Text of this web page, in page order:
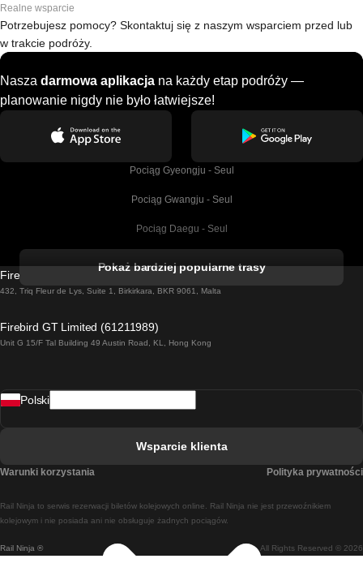
Realne wsparcie
Potrzebujesz pomocy? Skontaktuj się z naszym wsparciem przed lub
w trakcie podróży.
Nasza darmowa aplikacja na każdy etap podróży —
planowanie nigdy nie było łatwiejsze!
Pociąg Gyeongju - Seul
Pociąg Gwangju - Seul
Pociąg Daegu - Seul
Pociąg Dublin - Galway
Pociąg Rzym - Neapol
Pociąg Madryt - Lizbona
Pociąg Madryt - Barcelona
Pokaż bardziej popularne trasy
Firebird GT Limited (OC 1451)
432, Triq Fleur de Lys, Suite 1, Birkirkara, BKR 9061, Malta
Firebird GT Limited (61211989)
Unit G 15/F Tal Building 49 Austin Road, KL, Hong Kong
Rail Ninja ® All Rights Reserved © 2026
Rail Ninja to serwis rezerwacji biletów kolejowych online. Rail Ninja nie jest przewoźnikiem
kolejowym i nie posiada ani nie obsługuje żadnych pociągów.
Polski
Wsparcie klienta
Warunki korzystania Polityka prywatności